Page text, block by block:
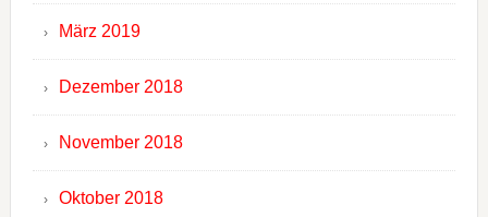
März 2019
Dezember 2018
November 2018
Oktober 2018